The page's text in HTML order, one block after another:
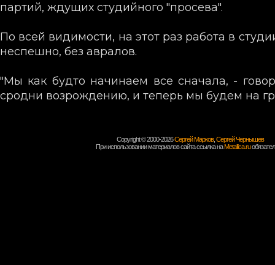
партий, ждущих студийного "просева".
По всей видимости, на этот раз работа в
неспешно, без авралов.
"Мы как будто начинаем все сначала, -
сродни возрождению, и теперь мы будем на
Copyright © 2000-2026Сергей Марков, Сергей Чернышев
При использовании материалов сайта ссылка наMetallica.ru